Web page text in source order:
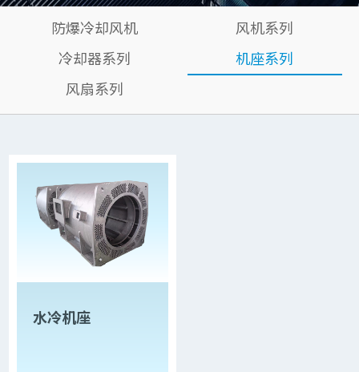
防爆冷却风机
风机系列
冷却器系列
机座系列
风扇系列
水冷机座